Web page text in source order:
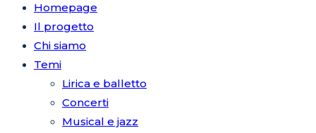
Homepage
Il progetto
Chi siamo
Temi
Lirica e balletto
Concerti
Musical e jazz